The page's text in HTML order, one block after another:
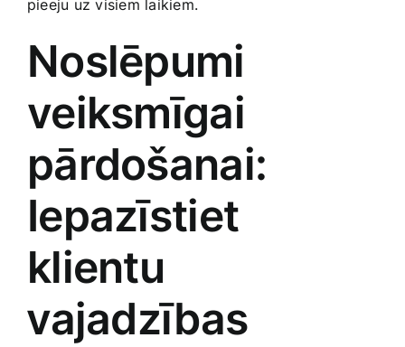
TV un Sadzīves tehnika
Zoo preces
pieeju uz visiem laikiem.
Noslēpumi
veiksmīgai
pārdošanai:
Iepazīstiet
klientu
⁣vajadzības